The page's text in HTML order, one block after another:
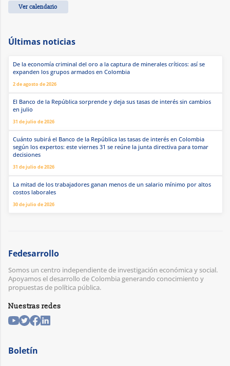
Ver calendario
Últimas noticias
De la economía criminal del oro a la captura de minerales críticos: así se
expanden los grupos armados en Colombia
2 de agosto de 2026
El Banco de la República sorprende y deja sus tasas de interés sin cambios
en julio
31 de julio de 2026
Cuánto subirá el Banco de la República las tasas de interés en Colombia
según los expertos: este viernes 31 se reúne la junta directiva para tomar
decisiones
31 de julio de 2026
La mitad de los trabajadores ganan menos de un salario mínimo por altos
costos laborales
30 de julio de 2026
Fedesarrollo
Somos un centro independiente de investigación económica y social.
Apoyamos el desarrollo de Colombia generando conocimiento y
propuestas de política pública.
Nuestras redes
Boletín